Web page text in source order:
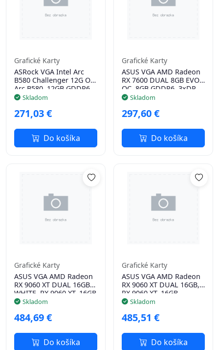
Grafické Karty
ASRock VGA Intel Arc
B580 Challenger 12G OC,
Arc B580, 12GB GDDR6,
3xDP, 1xHDMI
Skladom
271,03 €
Do košíka
Grafické Karty
ASUS VGA AMD Radeon
RX 7600 DUAL 8GB EVO
OC, 8GB GDDR6, 3xDP,
1xHDMI
Skladom
297,60 €
Do košíka
Grafické Karty
ASUS VGA AMD Radeon
RX 9060 XT DUAL 16GB
WHITE, RX 9060 XT, 16GB
GDDR6, 2xDP, 1xHDMI
Skladom
484,69 €
Do košíka
Grafické Karty
ASUS VGA AMD Radeon
RX 9060 XT DUAL 16GB,
RX 9060 XT, 16GB
GDDR6, 2xDP, 1xHDMI
Skladom
485,51 €
Do košíka